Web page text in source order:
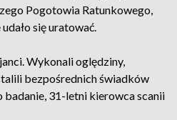
Pogotowia Ratunkowego,
się uratować.
Wykonali oględziny,
bezpośrednich świadków
badanie, 31-letni kierowca scanii